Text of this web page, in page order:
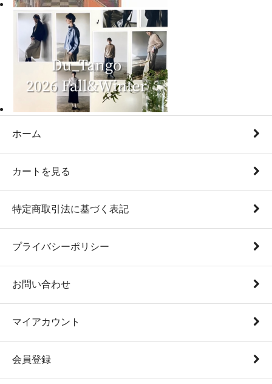
ホーム
カートを見る
特定商取引法に基づく表記
プライバシーポリシー
お問い合わせ
マイアカウント
会員登録